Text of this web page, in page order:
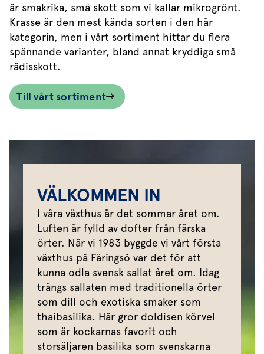
är smakrika, små skott som vi kallar mikrogrönt.
Krasse är den mest kända sorten i den här
kategorin, men i vårt sortiment hittar du flera
spännande varianter, bland annat kryddiga små
rädisskott.
Till vårt sortiment
VÄLKOMMEN IN
I våra växthus är det sommar året om.
Luften är fylld av dofter från färska
örter. När vi 1983 byggde vi vårt första
växthus på Färingsö var det för att
kunna odla svensk sallat året om. Idag
trängs sallaten med traditionella örter
som dill och exotiska smaker som
thaibasilika. Här gror doldisen körvel
som är kockarnas favorit och
storsäljaren basilika som svenskarna